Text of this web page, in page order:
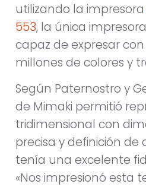
utilizando la impresora
553, la única
capaz de expresar con
millones de colores y
Según Paternostro y
de Mimaki permitió
tridimensional con
precisa y definición de
tenía una excelente
«Nos impresionó esta